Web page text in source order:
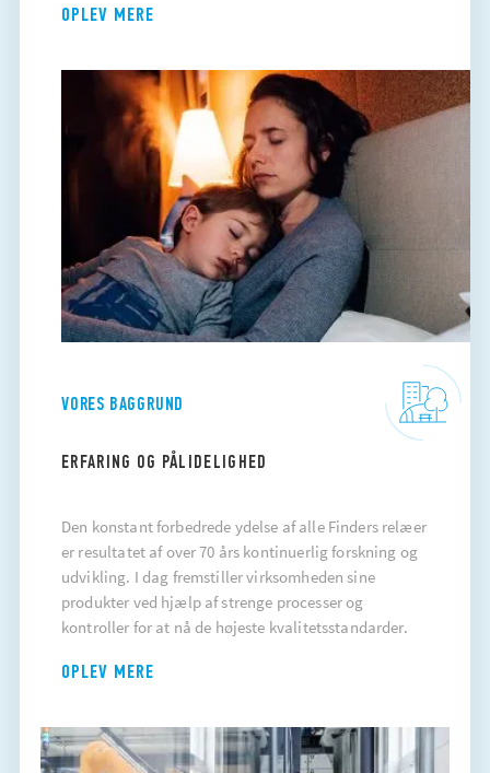
OPLEV MERE
VORES BAGGRUND
ERFARING OG PÅLIDELIGHED
Den konstant forbedrede ydelse af alle Finders relæer
er resultatet af over 70 års kontinuerlig forskning og
udvikling. I dag fremstiller virksomheden sine
produkter ved hjælp af strenge processer og
kontroller for at nå de højeste kvalitetsstandarder.
OPLEV MERE